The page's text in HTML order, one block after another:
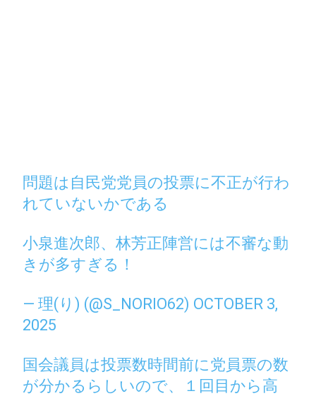
問題は自民党党員の投票に不正が行わ
れていないかである
小泉進次郎、林芳正陣営には不審な動
きが多すぎる！
— 理(り) (@S_NORIO62) OCTOBER 3,
2025
国会議員は投票数時間前に党員票の数
が分かるらしいので、１回目から高